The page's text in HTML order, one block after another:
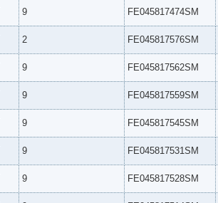
9 FE045817474SM
2 FE045817576SM
9 FE045817562SM
9 FE045817559SM
9 FE045817545SM
9 FE045817531SM
9 FE045817528SM